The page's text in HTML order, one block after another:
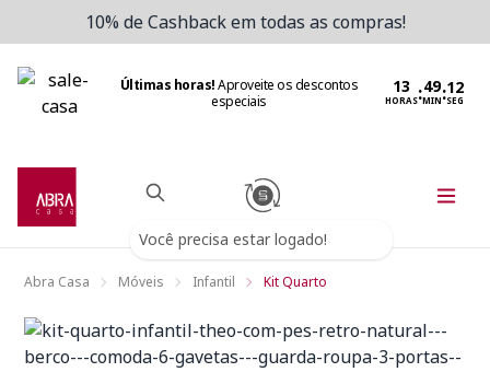
10% de Cashback em todas as compras!
Últimas horas!Aproveite os descontos
especiais
HORAS:MIN:SEG
Você precisa estar logado!
Abra Casa Móveis Infantil Kit Quarto